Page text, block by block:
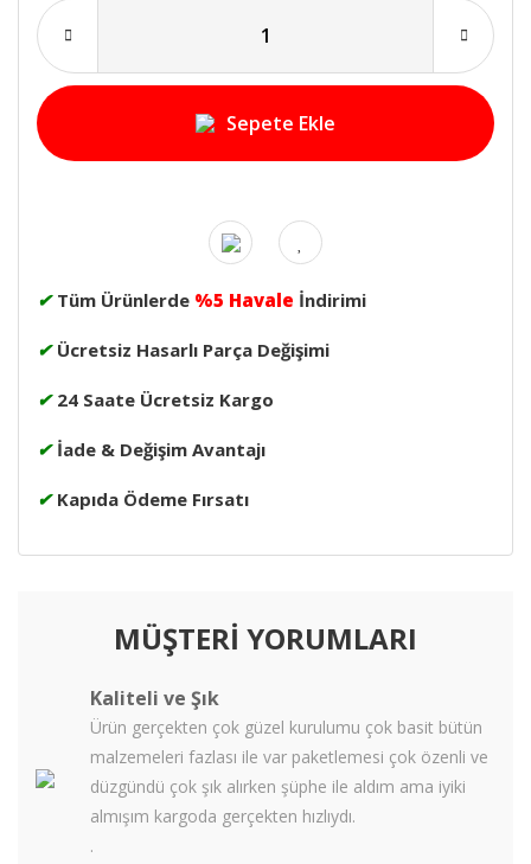
Sepete Ekle
✔ Tüm Ürünlerde %5 Havale İndirimi
✔ Ücretsiz Hasarlı Parça Değişimi
✔ 24 Saate Ücretsiz Kargo
✔ İade & Değişim Avantajı
✔ Kapıda Ödeme Fırsatı
MÜŞTERİ YORUMLARI
Kaliteli ve Şık
Ürün gerçekten çok güzel kurulumu çok basit bütün
malzemeleri fazlası ile var paketlemesi çok özenli ve
düzgündü çok şık alırken şüphe ile aldım ama iyiki
almışım kargoda gerçekten hızlıydı.
.